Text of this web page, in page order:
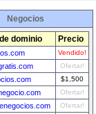
Negocios
dominio Precio
Vendido!
Ofertar!
$1,500
Ofertar!
Ofertar!